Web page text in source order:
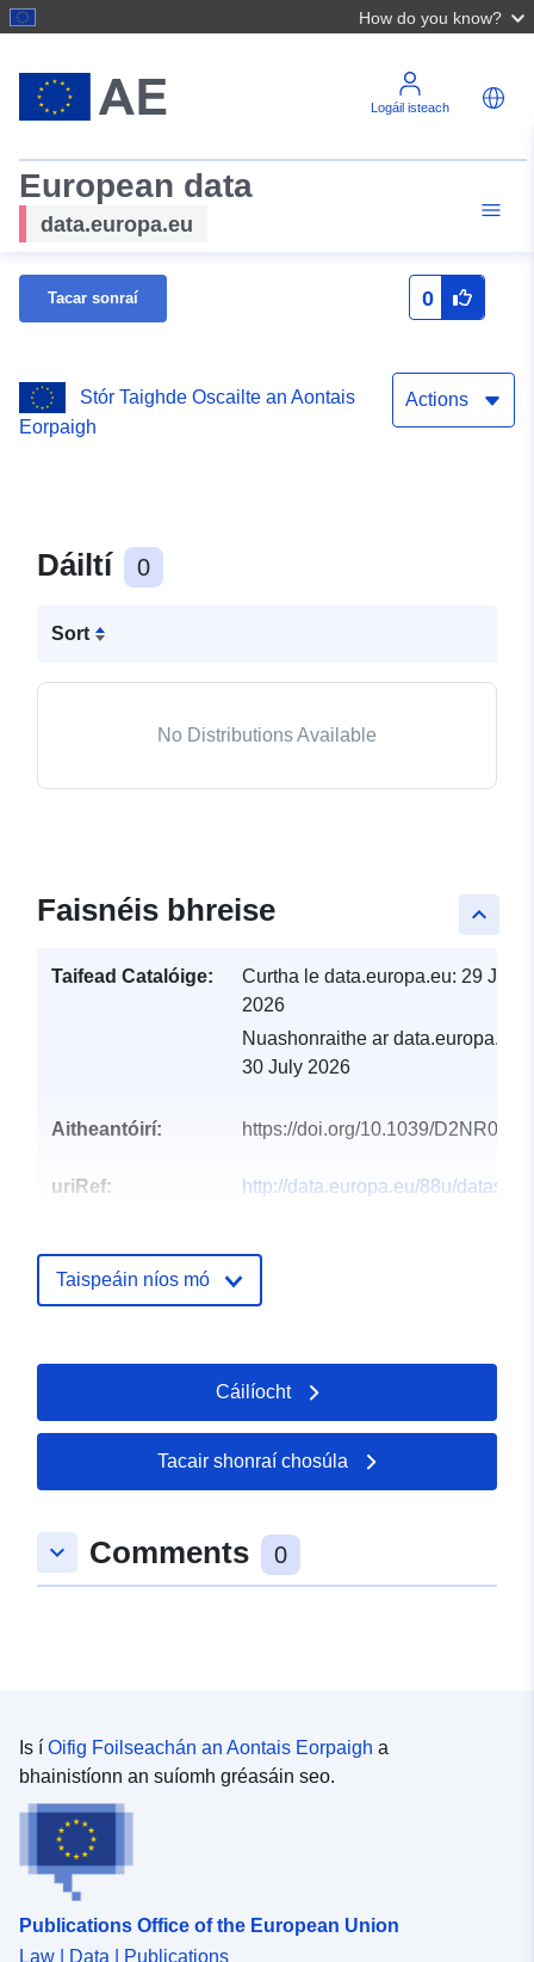
How do you know?
Logáil isteach
European data
data.europa.eu
Tacar sonraí 0
Stór Taighde Oscailte an Aontais
Eorpaigh
Actions
Dáiltí 0
Sort
No Distributions Available
keyboard_arrow_up
Faisnéis bhreise
Taifead Catalóige: Curtha le data.europa.eu: 29 July
2026
Nuashonraithe ar data.europa.eu:
30 July 2026
Aitheantóirí: https://doi.org/10.1039/
uriRef:
http://data.europa.eu/88u/dataset/
Clóscríobh:
http://purl.org/dc/dcmitype/Text
Taispeáin níos mó
Cáilíocht
Tacair shonraí chosúla
keyboard_arrow_down Comments 0
Is í Oifig Foilseachán an Aontais Eorpaigh a
bhainistíonn an suíomh gréasáin seo.
Publications Office of the European Union
Law | Data | Publications